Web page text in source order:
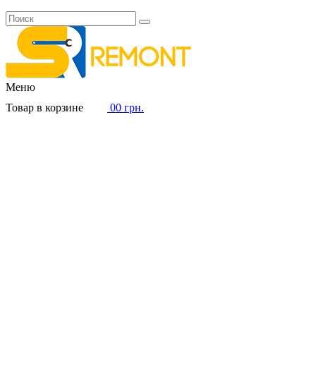
Меню
Товар в корзине
00 грн.